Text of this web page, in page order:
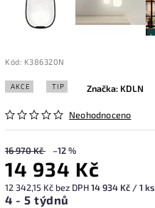
Kód: K386320N
AKCE TIP
Neohodnoceno
Značka: KDLN
16 970 Kč –12 %
14 934 Kč
12 342,15 Kč bez DPH14 934 Kč / 1 ks
4 - 5 týdnů